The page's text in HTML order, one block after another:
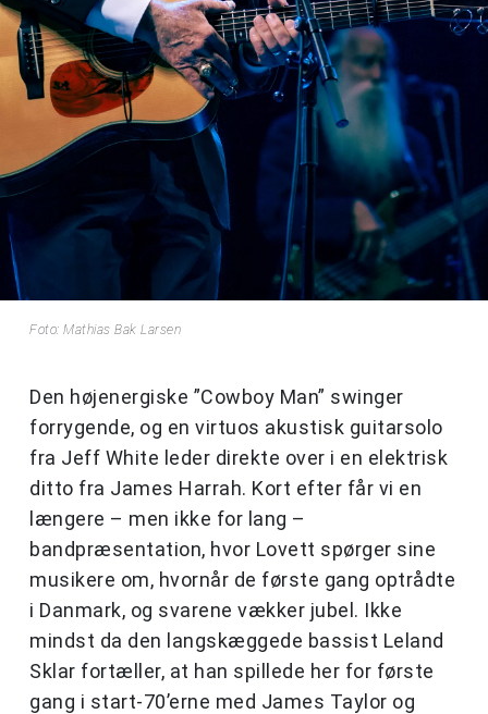
Foto: Mathias Bak Larsen
Den højenergiske ”Cowboy Man” swinger
forrygende, og en virtuos akustisk guitarsolo
fra Jeff White leder direkte over i en elektrisk
ditto fra James Harrah. Kort efter får vi en
længere – men ikke for lang –
bandpræsentation, hvor Lovett spørger sine
musikere om, hvornår de første gang optrådte
i Danmark, og svarene vækker jubel. Ikke
mindst da den langskæggede bassist Leland
Sklar fortæller, at han spillede her for første
gang i start-70’erne med James Taylor og